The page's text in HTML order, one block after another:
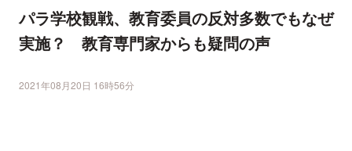
パラ学校観戦、教育委員の反対多数でもなぜ
実施？ 教育専門家からも疑問の声
2021年08月20日 16時56分